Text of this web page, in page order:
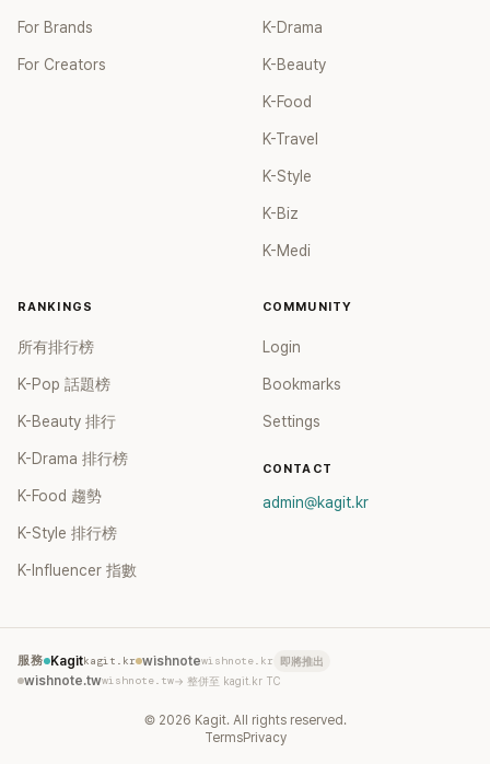
For Brands
For Creators
K-Drama
K-Beauty
K-Food
K-Travel
K-Style
K-Biz
K-Medi
RANKINGS
所有排行榜
K-Pop 話題榜
K-Beauty 排行
K-Drama 排行榜
K-Food 趨勢
K-Style 排行榜
K-Influencer 指數
COMMUNITY
Login
Bookmarks
Settings
CONTACT
admin@kagit.kr
服務 Kagitkagit.kr wishnotewishnote.kr 即將推出
wishnote.twwishnote.tw→ 整併至 kagit.kr TC
© 2026 Kagit. All rights reserved.
TermsPrivacy